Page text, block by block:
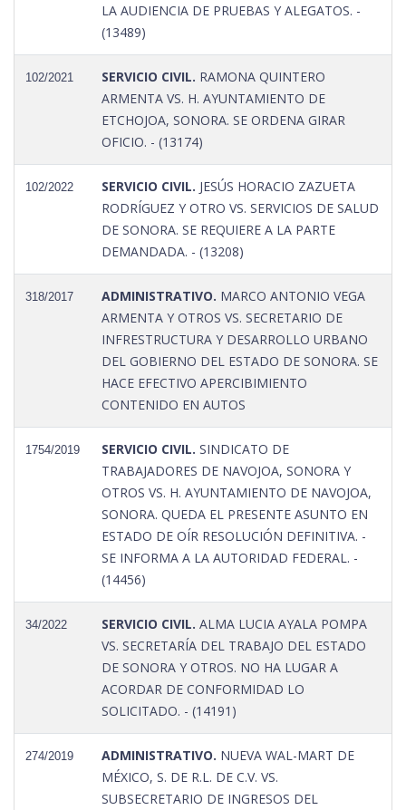
LA AUDIENCIA DE PRUEBAS Y ALEGATOS. -
(13489)
102/2021 SERVICIO CIVIL. RAMONA QUINTERO
ARMENTA VS. H. AYUNTAMIENTO DE
ETCHOJOA, SONORA. SE ORDENA GIRAR
OFICIO. - (13174)
102/2022 SERVICIO CIVIL. JESÚS HORACIO ZAZUETA
RODRÍGUEZ Y OTRO VS. SERVICIOS DE SALUD
DE SONORA. SE REQUIERE A LA PARTE
DEMANDADA. - (13208)
318/2017 ADMINISTRATIVO. MARCO ANTONIO VEGA
ARMENTA Y OTROS VS. SECRETARIO DE
INFRESTRUCTURA Y DESARROLLO URBANO
DEL GOBIERNO DEL ESTADO DE SONORA. SE
HACE EFECTIVO APERCIBIMIENTO
CONTENIDO EN AUTOS
1754/2019 SERVICIO CIVIL. SINDICATO DE
TRABAJADORES DE NAVOJOA, SONORA Y
OTROS VS. H. AYUNTAMIENTO DE NAVOJOA,
SONORA. QUEDA EL PRESENTE ASUNTO EN
ESTADO DE OÍR RESOLUCIÓN DEFINITIVA. -
SE INFORMA A LA AUTORIDAD FEDERAL. -
(14456)
34/2022 SERVICIO CIVIL. ALMA LUCIA AYALA POMPA
VS. SECRETARÍA DEL TRABAJO DEL ESTADO
DE SONORA Y OTROS. NO HA LUGAR A
ACORDAR DE CONFORMIDAD LO
SOLICITADO. - (14191)
274/2019 ADMINISTRATIVO. NUEVA WAL-MART DE
MÉXICO, S. DE R.L. DE C.V. VS.
SUBSECRETARIO DE INGRESOS DEL